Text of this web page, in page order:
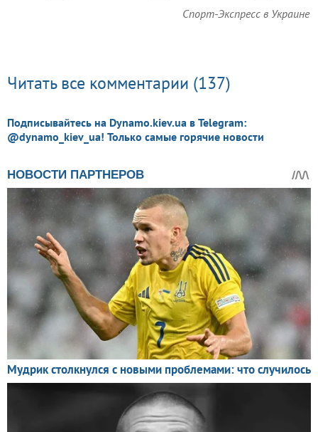
Спорт-Экспресс в Украине
Читать все комментарии (137)
Подписывайтесь на Dynamo.kiev.ua в Telegram:
@dynamo_kiev_ua! Только самые горячие новости